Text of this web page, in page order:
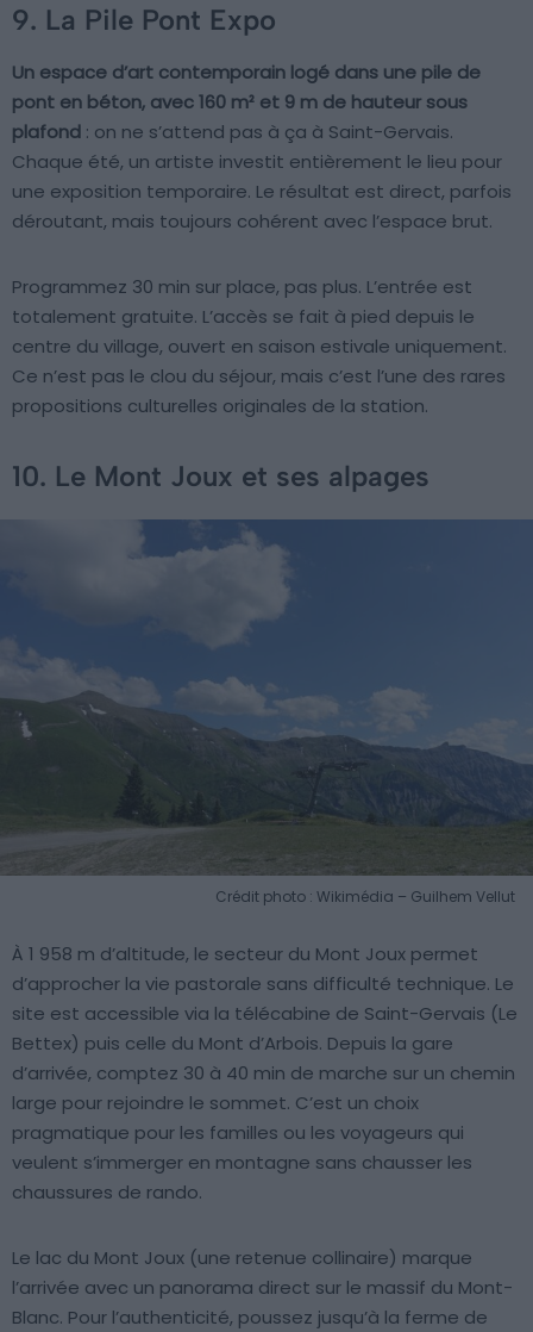
9. La Pile Pont Expo
Un espace d’art contemporain logé dans une pile de
pont en béton, avec 160 m² et 9 m de hauteur sous
plafond : on ne s’attend pas à ça à Saint-Gervais.
Chaque été, un artiste investit entièrement le lieu pour
une exposition temporaire. Le résultat est direct, parfois
déroutant, mais toujours cohérent avec l’espace brut.
Programmez 30 min sur place, pas plus. L’entrée est
totalement gratuite. L’accès se fait à pied depuis le
centre du village, ouvert en saison estivale uniquement.
Ce n’est pas le clou du séjour, mais c’est l’une des rares
propositions culturelles originales de la station.
10. Le Mont Joux et ses alpages
Crédit photo : Wikimédia – Guilhem Vellut
À 1 958 m d’altitude, le secteur du Mont Joux permet
d’approcher la vie pastorale sans difficulté technique. Le
site est accessible via la télécabine de Saint-Gervais (Le
Bettex) puis celle du Mont d’Arbois. Depuis la gare
d’arrivée, comptez 30 à 40 min de marche sur un chemin
large pour rejoindre le sommet. C’est un choix
pragmatique pour les familles ou les voyageurs qui
veulent s’immerger en montagne sans chausser les
chaussures de rando.
Le lac du Mont Joux (une retenue collinaire) marque
l’arrivée avec un panorama direct sur le massif du Mont-
Blanc. Pour l’authenticité, poussez jusqu’à la ferme de